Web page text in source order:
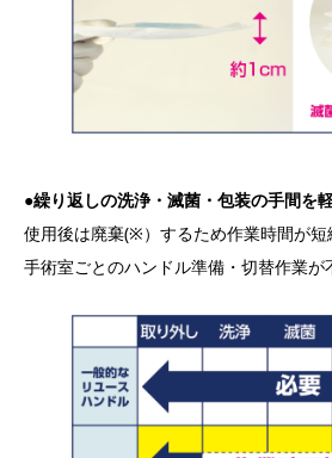
●繰り返しの洗浄・滅菌・包装の手間を
使用後は廃棄(※）するため作業時間が短
手術室ごとのハンドル準備・切替作業が